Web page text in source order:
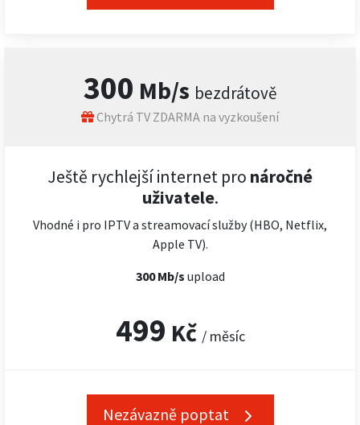
300 Mb/s bezdrátově
Chytrá TV ZDARMA na vyzkoušení
Ještě rychlejší internet pro náročné
uživatele.
Vhodné i pro IPTV a streamovací služby (HBO, Netflix,
Apple TV).
300 Mb/s upload
499 Kč / měsíc
Nezávazně poptat